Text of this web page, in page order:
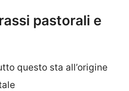
pastorali e
questo sta all’origine